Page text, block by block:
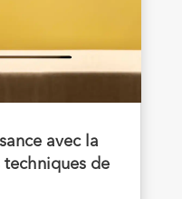
avec la
techniques de